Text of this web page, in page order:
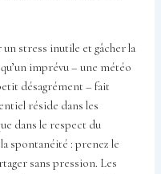
stress inutile et gâcher la
imprévu – une météo
désagrément – fait
réside dans les
dans le respect du
spontanéité : prenez le
sans pression. Les